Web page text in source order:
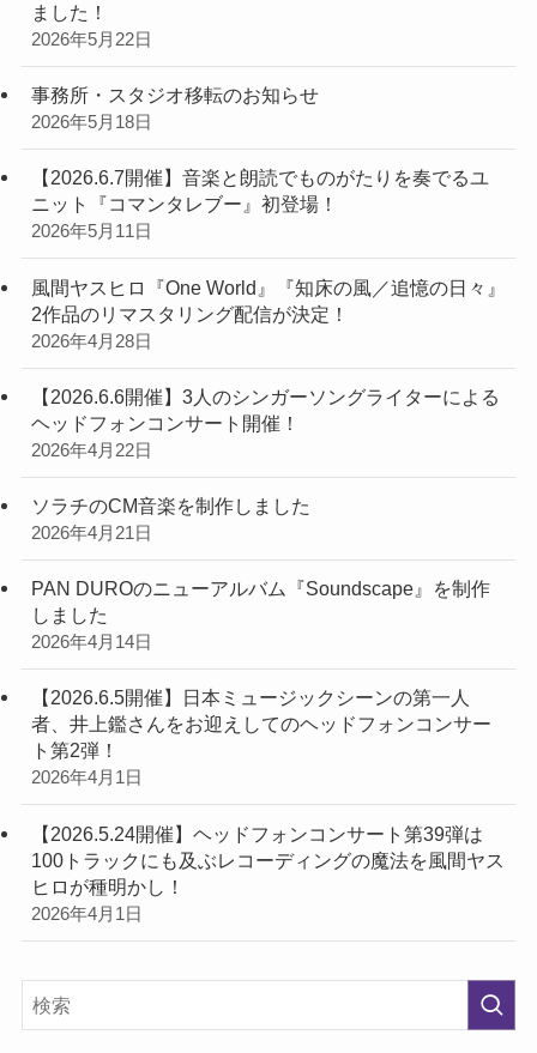
ました！
2026年5月22日
事務所・スタジオ移転のお知らせ
2026年5月18日
【2026.6.7開催】音楽と朗読でものがたりを奏でるユ
ニット『コマンタレブー』初登場！
2026年5月11日
風間ヤスヒロ『One World』『知床の風／追憶の日々』
2作品のリマスタリング配信が決定！
2026年4月28日
【2026.6.6開催】3人のシンガーソングライターによる
ヘッドフォンコンサート開催！
2026年4月22日
ソラチのCM音楽を制作しました
2026年4月21日
PAN DUROのニューアルバム『Soundscape』を制作
しました
2026年4月14日
【2026.6.5開催】日本ミュージックシーンの第一人
者、井上鑑さんをお迎えしてのヘッドフォンコンサー
ト第2弾！
2026年4月1日
【2026.5.24開催】ヘッドフォンコンサート第39弾は
100トラックにも及ぶレコーディングの魔法を風間ヤス
ヒロが種明かし！
2026年4月1日